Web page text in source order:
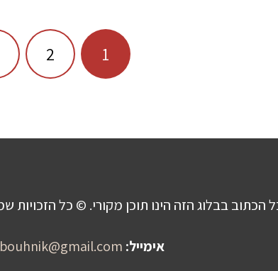
1
2
הכתוב בבלוג הזה הינו תוכן מקורי. © כל הזכויות
אימייל: